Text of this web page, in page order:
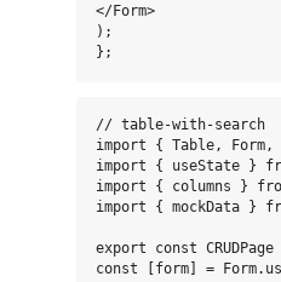
</Form>
);
// table-with-search
import { Table,
import { useState }
import { columns }
import { mockData }
export const
const [form] =